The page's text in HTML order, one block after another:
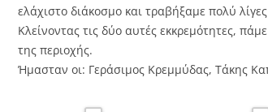
ελάχιστο διάκοσμο και τραβήξαμε πολύ
Κλείνοντας τις δύο αυτές εκκρεμότητες,
της περιοχής.
Ήμασταν οι: Γεράσιμος Κρεμμύδας, Τάκης